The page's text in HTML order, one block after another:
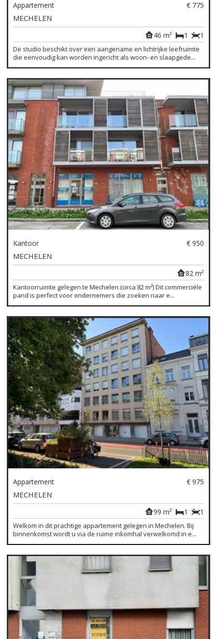
Appartement € 775
MECHELEN
1
1
46 m²
De studio beschikt over een aangename en lichtrijke leefruimte
die eenvoudig kan worden ingericht als woon- en slaapgede...
Kantoor € 950
MECHELEN
82 m²
Kantoorruimte gelegen te Mechelen (circa 82 m²) Dit commerciële
pand is perfect voor ondernemers die zoeken naar e...
Appartement € 975
MECHELEN
1
1
99 m²
Welkom in dit prachtige appartement gelegen in Mechelen. Bij
binnenkomst wordt u via de ruime inkomhal verwelkomd in e...